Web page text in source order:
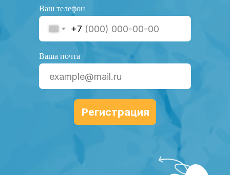
Ваш телефон
+7
Ваша почта
Регистрация